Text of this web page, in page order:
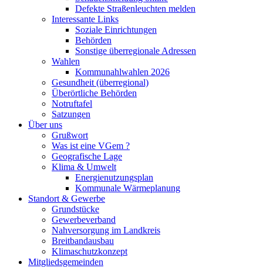
Defekte Straßenleuchten melden
Interessante Links
Soziale Einrichtungen
Behörden
Sonstige überregionale Adressen
Wahlen
Kommunahlwahlen 2026
Gesundheit (überregional)
Überörtliche Behörden
Notruftafel
Satzungen
Über uns
Grußwort
Was ist eine VGem ?
Geografische Lage
Klima & Umwelt
Energienutzungsplan
Kommunale Wärmeplanung
Standort & Gewerbe
Grundstücke
Gewerbeverband
Nahversorgung im Landkreis
Breitbandausbau
Klimaschutzkonzept
Mitgliedsgemeinden